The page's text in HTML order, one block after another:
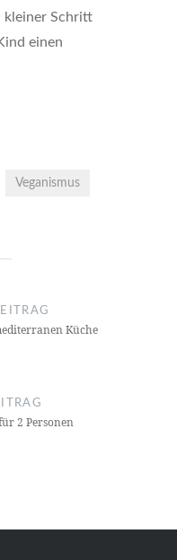
kleiner Schritt
einen
Veganismus
Küche
2 Personen